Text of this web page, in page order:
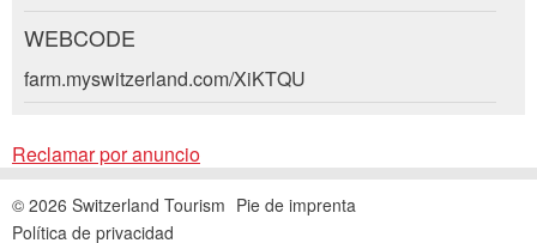
Comentarios generales
Entrada no válida
Solicitud de reserva
Llegada *
Open
AGOSTO 2026
WEBCODE
farm.myswitzerland.com/XiKTQU
Reclamar por anuncio
© 2026 Switzerland Tourism Pie de imprenta
Política de privacidad